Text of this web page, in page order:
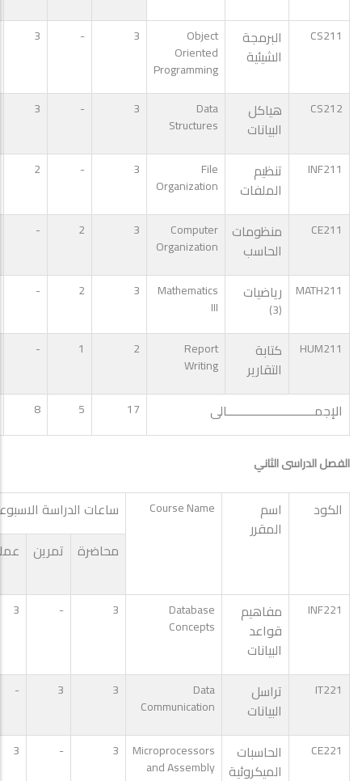
CS211
البرمجة
الشيئية
Object
Oriented
Programming
3
-
3
CS212
هياكل
البيانات
Data
Structures
3
-
3
INF211
تنظيم
الملفات
File
Organization
3
-
2
CE211
منظومات
الحاسب
Computer
Organization
3
2
-
MATH211 رياضيات
(3)
Mathematics
III
3
2
-
HUM211
كتابة
التقارير
Report
Writing
2
1
-
الإجمـــــــــــــــــــــــــــالى 17
5
8
الفصل الدراسى الثاني
الكود
اسم
المقرر
Course Name
ساعات الدراسة
محاضرة تمرين
INF221
مفاهيم
قواعد
البيانات
Database
Concepts
3
-
3
IT221
تراسل
البيانات
Data
Communication
3
3
-
CE221
الحاسبات
الميكروئية
Microprocessors
and Assembly
3
-
3